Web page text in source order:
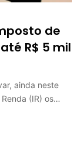
de
R$ 5 mil
ainda neste
(IR) os…